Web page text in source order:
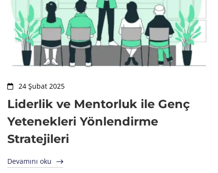
24 Şubat 2025
Liderlik ve Mentorluk ile Genç
Yetenekleri Yönlendirme
Stratejileri
Devamını oku